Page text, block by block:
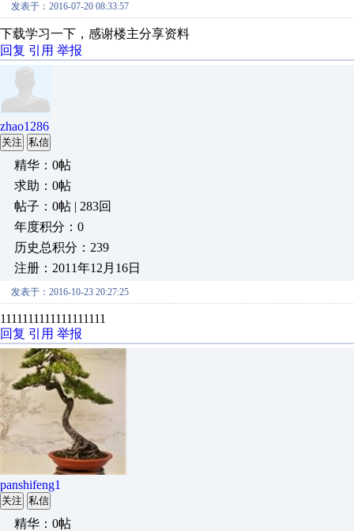
发表于：2016-07-20 08:33:57
下载学习一下，感谢楼主分享资料
回复 引用 举报
zhao1286
关注 私信
精华：0帖
求助：0帖
帖子：0帖 | 283回
年度积分：0
历史总积分：239
注册：2011年12月16日
发表于：2016-10-23 20:27:25
1111111111111111111
回复 引用 举报
panshifeng1
关注 私信
精华：0帖